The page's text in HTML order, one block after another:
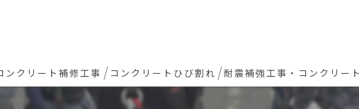
ンクリート補修工事 コンクリートひび割れ 耐震補強工事・コンクリー